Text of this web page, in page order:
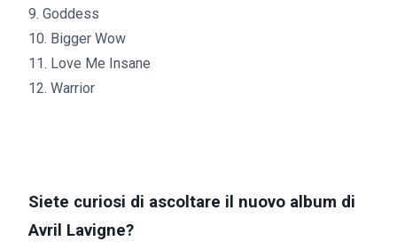
9. Goddess
10. Bigger Wow
11. Love Me Insane
12. Warrior
Siete curiosi di ascoltare il nuovo album di
Avril Lavigne?